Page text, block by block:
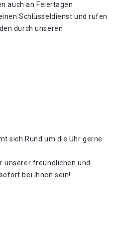
auch an Feiertagen.
Schlüsseldienst und rufen
durch unseren
sich Rund um die Uhr gerne
unserer freundlichen und
bei Ihnen sein!